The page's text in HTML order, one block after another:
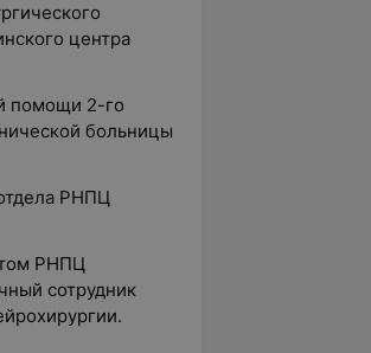
центра
помощи 2-го
больницы
РНПЦ
РНПЦ
сотрудник